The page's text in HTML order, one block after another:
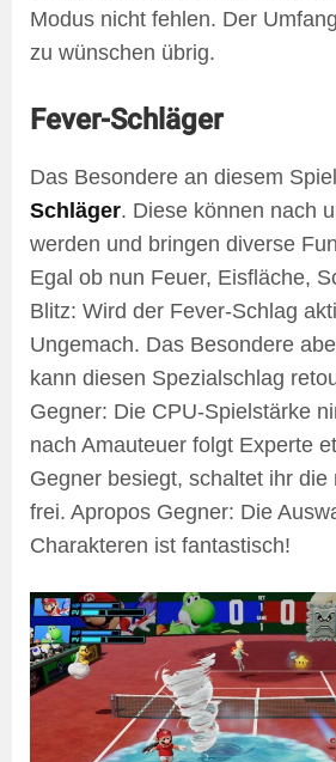
Modus nicht fehlen. Der
zu wünschen übrig.
Fever-Schläger
Das Besondere an diesem
Schläger. Diese können nach
werden und bringen diverse
Egal ob nun Feuer, Eisfläche,
Blitz: Wird der Fever-Schlag
Ungemach. Das Besondere
kann diesen Spezialschlag
Gegner: Die CPU-Spielstärke
nach Amauteuer folgt Experte
Gegner besiegt, schaltet ihr die
frei. Apropos Gegner: Die
Charakteren ist fantastisch!